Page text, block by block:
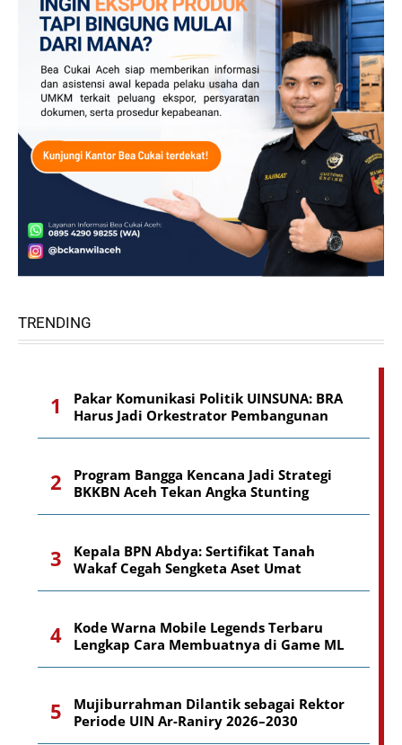
TRENDING
Pakar Komunikasi Politik UINSUNA: BRA
Harus Jadi Orkestrator Pembangunan
Program Bangga Kencana Jadi Strategi
BKKBN Aceh Tekan Angka Stunting
Kepala BPN Abdya: Sertifikat Tanah
Wakaf Cegah Sengketa Aset Umat
Kode Warna Mobile Legends Terbaru
Lengkap Cara Membuatnya di Game ML
Mujiburrahman Dilantik sebagai Rektor
Periode UIN Ar-Raniry 2026–2030